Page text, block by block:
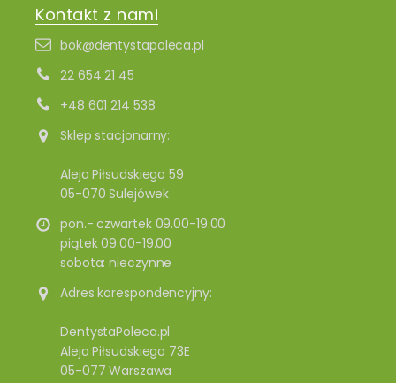
Kontakt z nami
bok@dentystapoleca.pl
22 654 21 45
+48 601 214 538
Sklep stacjonarny:
Aleja Piłsudskiego 59
05-070 Sulejówek
pon.- czwartek 09.00-19.00
piątek 09.00-19.00
sobota: nieczynne
Adres korespondencyjny:
DentystaPoleca.pl
Aleja Piłsudskiego 73E
05-077 Warszawa